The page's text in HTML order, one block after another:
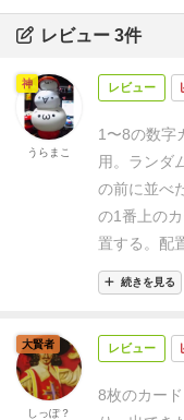
レビュー 3件
レビュー
1〜8の数字
用。 ランダ
の前に並べ
の1番上の
置する。 配
て、その数
中でゴミカ
終了。カエ
したら、
続きを見る
神
うらまこ
レビュー
8枚のカー
大賢者
しっぽ？